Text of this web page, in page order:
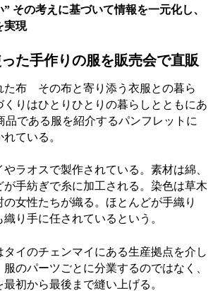
その考えに基づいて情報を一元化し、
実現
た手作りの服を販売会で直販
た布 その布と寄り添う衣服との暮ら
りはひとりひとりの暮らしとともにあ
品である服を紹介するパンフレットに
ている。
ラオスで製作されている。素材は綿、
が手紡ぎで糸に加工される。染色は草木
女性たちが織る。ほとんどが手織り
り手に任されているという。
タイのチェンマイにある生産拠点を介し
のパーツごとに分業するのではなく、
初から最後まで縫い上げる。